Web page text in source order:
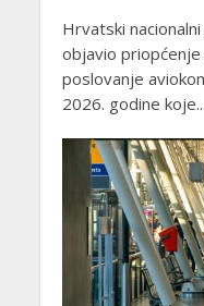
Hrvatski
objavio
poslovanje
2026. godine koje...